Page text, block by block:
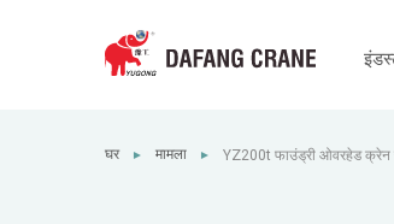
घर ► मामला ► YZ200t फाउंड्री ओवरहेड क्रेन